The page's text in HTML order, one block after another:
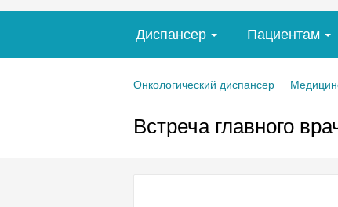
Диспансер Пациентам
Онкологический диспансер
Встреча главного